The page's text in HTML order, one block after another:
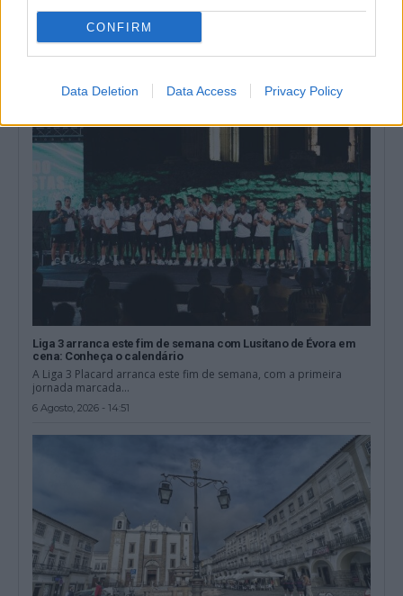
CONFIRM
Data Deletion Data Access Privacy Policy
Évora acolhe edição de 2026 do Summit GO4TRAVEL
Évora vai receber o Summit GO4TRAVEL 2026 entre os dias 13 e
15 de...
Liga 3 arranca este fim de semana com Lusitano de Évora em
cena: Conheça o calendário
A Liga 3 Placard arranca este fim de semana, com a primeira
jornada marcada...
6 Agosto, 2026 - 14:51